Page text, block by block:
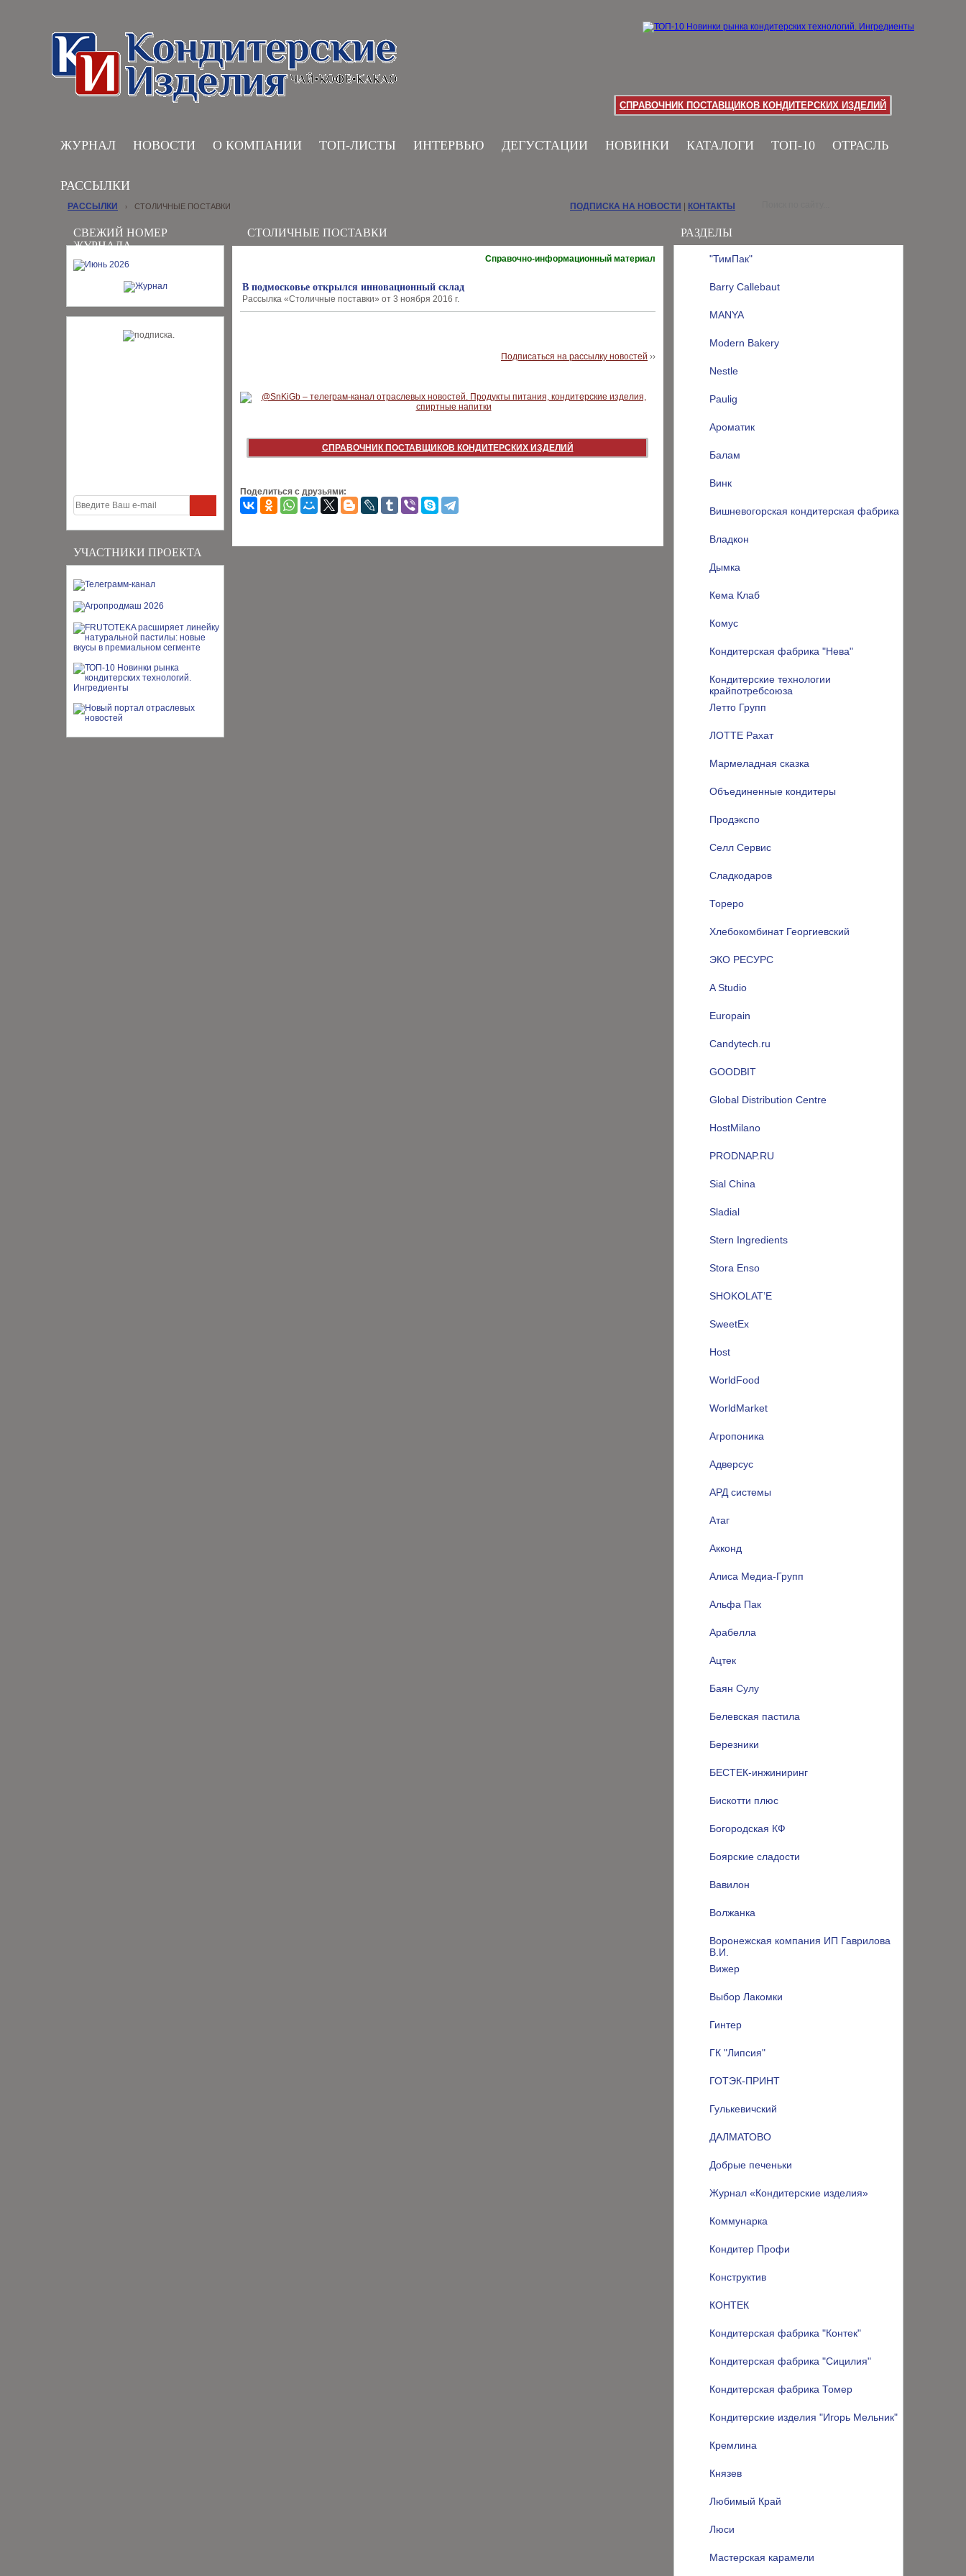
СПРАВОЧНИК ПОСТАВЩИКОВ КОНДИТЕРСКИХ ИЗДЕЛИЙ
ЖУРНАЛ НОВОСТИ О КОМПАНИИ ТОП-ЛИСТЫ ИНТЕРВЬЮ ДЕГУСТАЦИИ НОВИНКИ КАТАЛОГИ ТОП-10 ОТРАСЛЬ
РАССЫЛКИ
СВЕЖИЙ НОМЕР
ЖУРНАЛА
УЧАСТНИКИ ПРОЕКТА
РАЗДЕЛЫ
"ТимПак"
Barry Callebaut
MANYA
Modern Bakery
Nestle
Paulig
Ароматик
Балам
Винк
Вишневогорская кондитерская фабрика
Владкон
Дымка
Кема Клаб
Комус
Кондитерская фабрика "Нева"
Кондитерские технологии
крайпотребсоюза
Летто Групп
ЛОТТЕ Рахат
Мармеладная сказка
Объединенные кондитеры
Продэкспо
Селл Сервис
Сладкодаров
Тореро
Хлебокомбинат Георгиевский
ЭКО РЕСУРС
A Studio
Europain
Candytech.ru
GOODBIT
Global Distribution Centre
HostMilano
PRODNAP.RU
Sial China
Sladial
Stern Ingredients
Stora Enso
SHOKOLAT’E
SweetEx
Host
WorldFood
WorldMarket
Агропоника
Адверсус
АРД системы
Атаг
Акконд
Алиса Медиа-Групп
Альфа Пак
Арабелла
Ацтек
Баян Сулу
Белевская пастила
Березники
БЕСТЕК-инжиниринг
Бискотти плюс
Богородская КФ
Боярские сладости
Вавилон
Волжанка
Воронежская компания ИП Гаврилова
В.И.
Вижер
Выбор Лакомки
Гинтер
ГК "Липсия"
ГОТЭК-ПРИНТ
Гулькевичский
ДАЛМАТОВО
Добрые печеньки
Журнал «Кондитерские изделия»
Коммунарка
Кондитер Профи
Конструктив
КОНТЕК
Кондитерская фабрика "Контек"
Кондитерская фабрика "Сицилия"
Кондитерская фабрика Томер
Кондитерские изделия "Игорь Мельник"
Кремлина
Князев
Любимый Край
Люси
Мастерская карамели
РАССЫЛКИ › СТОЛИЧНЫЕ ПОСТАВКИ ПОДПИСКА НА НОВОСТИ КОНТАКТЫ
СТОЛИЧНЫЕ ПОСТАВКИ
Справочно-информационный материал
В подмосковье открылся инновационный склад
Рассылка «Столичные поставки» от 3 ноября 2016 г.
Подписаться на рассылку новостей ››
СПРАВОЧНИК ПОСТАВЩИКОВ КОНДИТЕРСКИХ ИЗДЕЛИЙ
Поделиться с друзьями: